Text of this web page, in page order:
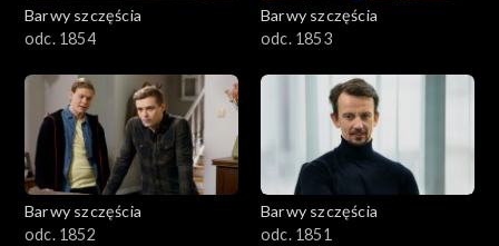
Barwy szczęścia
odc. 1854
Barwy szczęścia
odc. 1853
Barwy szczęścia
odc. 1852
Barwy szczęścia
odc. 1851